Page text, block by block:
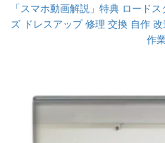
「スマホ動画解説」特典 ロード
ズ ドレスアップ 修理 交換 自作
作